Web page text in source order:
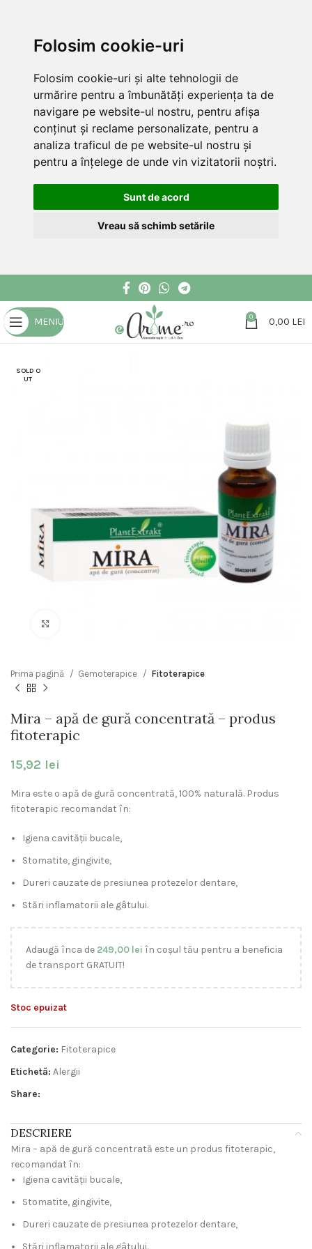
Folosim cookie-uri
Folosim cookie-uri și alte tehnologii de
urmărire pentru a îmbunătăți experiența ta de
navigare pe website-ul nostru, pentru afișa
conținut și reclame personalizate, pentru a
analiza traficul de pe website-ul nostru și
pentru a înțelege de unde vin vizitatorii noștri.
Sunt de acord
Vreau să schimb setările
MENIU 0 0,00 LEI
SOLD O
UT
Prima pagină Gemoterapice Fitoterapice
Mira – apă de gură concentrată – produs
fitoterapic
15,92 lei
Mira este o apă de gură concentrată, 100% naturală. Produs
fitoterapic recomandat în:
Igiena cavităţii bucale,
Stomatite, gingivite,
Dureri cauzate de presiunea protezelor dentare,
Stări inflamatorii ale gâtului.
Adaugă înca de 249,00 lei în coșul tău pentru a beneficia
de transport GRATUIT!
Stoc epuizat
Categorie: Fitoterapice
Etichetă: Alergii
Share:
DESCRIERE
Mira – apă de gură concentrată este un produs fitoterapic,
recomandat în:
Igiena cavităţii bucale,
Stomatite, gingivite,
Dureri cauzate de presiunea protezelor dentare,
Stări inflamatorii ale gâtului.